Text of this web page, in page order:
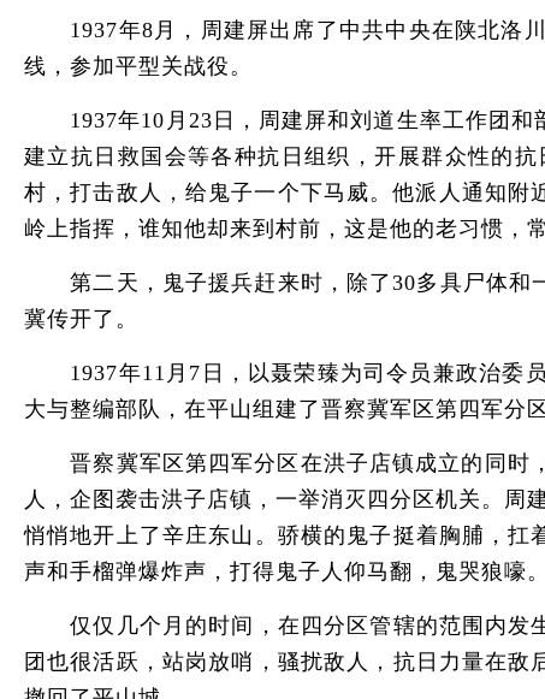
1937年8月，周建屏出席了中共中央在陕北洛川
线，参加平型关战役。
1937年10月23日，周建屏和刘道生率工作团和
建立抗日救国会等各种抗日组织，开展群众性的
村，打击敌人，给鬼子一个下马威。他派人通知
岭上指挥，谁知他却来到村前，这是他的老习惯，
第二天，鬼子援兵赶来时，除了30多具尸体和
冀传开了。
1937年11月7日，以聂荣臻为司令员兼政治委员
大与整编部队，在平山组建了晋察冀军区第四军分
晋察冀军区第四军分区在洪子店镇成立的同时，
人，企图袭击洪子店镇，一举消灭四分区机关。周
悄悄地开上了辛庄东山。骄横的鬼子挺着胸脯，
声和手榴弹爆炸声，打得鬼子人仰马翻，鬼哭狼嚎
仅仅几个月的时间，在四分区管辖的范围内发
团也很活跃，站岗放哨，骚扰敌人，抗日力量在